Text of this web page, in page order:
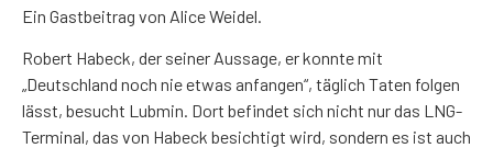
Ein Gastbeitrag von Alice Weidel.
Robert Habeck, der seiner Aussage, er konnte mit
„Deutschland noch nie etwas anfangen“, täglich Taten folgen
lässt, besucht Lubmin. Dort befindet sich nicht nur das LNG-
Terminal, das von Habeck besichtigt wird, sondern es ist auch